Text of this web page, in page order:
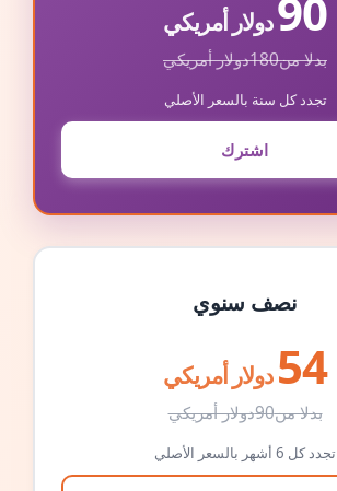
90دولار أمريكي
بدلا من180دولار أمريكي
تجدد كل سنة بالسعر الأصلي
اشترك
نصف سنوي
54 دولار أمريكي
بدلا من90دولار أمريكي
تجدد كل 6 أشهر بالسعر الأصلي